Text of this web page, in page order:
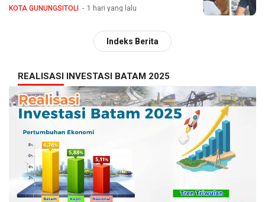
KOTA GUNUNGSITOLI 1 hari yang lalu
Indeks Berita
REALISASI INVESTASI BATAM 2025